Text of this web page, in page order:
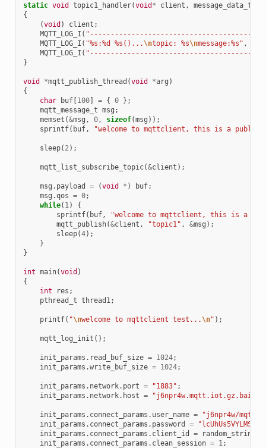
static void topic1_handler(void * client , message_data_t
{
(void ) client ;
MQTT_LOG_I (
MQTT_LOG_I ( "%s:%d %s()...\ntopic: %s\nmessage:%s" ,
MQTT_LOG_I (
}
void *mqtt_publish_thread (void *arg )
{
char
buf[100] = { 0 };
mqtt_message_t msg ;
memset (&msg , 0, sizeof(msg ));
sprintf( buf, "welcome to mqttclient, this is a
sleep( 2 );
mqtt_list_subscribe_topic(&client );
msg . payload = (void * ) buf;
msg .qos = 0;
while( 1 )
{
sprintf( buf,
"welcome to mqttclient, this is a
mqtt_publish(&client , "topic1" , &msg );
sleep(4);
}
}
int main(void )
{
int
res ;
pthread_t thread1 ;
printf( "\nwelcome to mqttclient test...\n" );
mqtt_log_init ();
init_params . read_buf_size = 1024;
init_params .write_buf_size = 1024;
init_params . network. port = "1883" ;
init_params . network. host =
init_params . connect_params . user_name =
"j6npr4w/mqtt-
init_params . connect_params . password =
init_params . connect_params . client_id = random_string
init_params . connect_params . clean_session = 1 ;